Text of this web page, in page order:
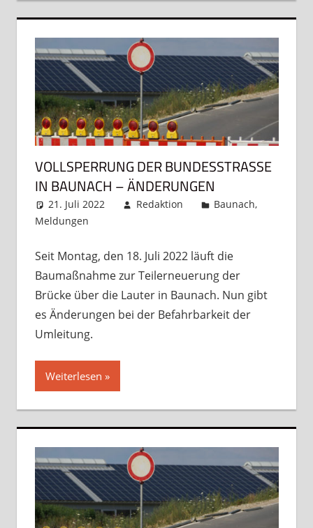
VOLLSPERRUNG DER BUNDESSTRASSE I
N BAUNACH – ÄNDERUNGEN
21. Juli 2022 Redaktion Baunach,
Meldungen
Seit Montag, den 18. Juli 2022 läuft die
Baumaßnahme zur Teilerneuerung der
Brücke über die Lauter in Baunach. Nun gibt
es Änderungen bei der Befahrbarkeit der
Umleitung.
Weiterlesen